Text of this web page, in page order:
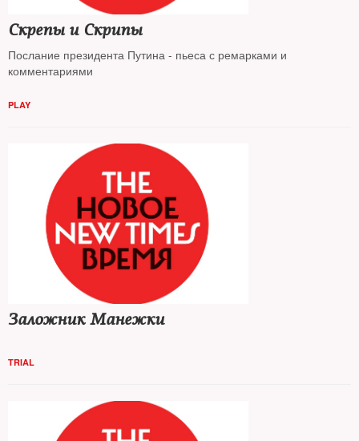
Скрепы и Скрипы
Послание президента Путина - пьеса с ремарками и
комментариями
PLAY
Заложник Манежки
TRIAL